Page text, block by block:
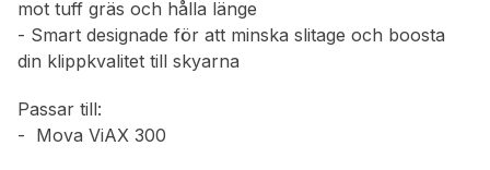
mot tuff gräs och hålla länge
- Smart designade för att minska slitage och boosta
din klippkvalitet till skyarna
Passar till:
- Mova ViAX 300